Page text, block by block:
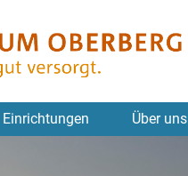
Einrichtungen Über uns